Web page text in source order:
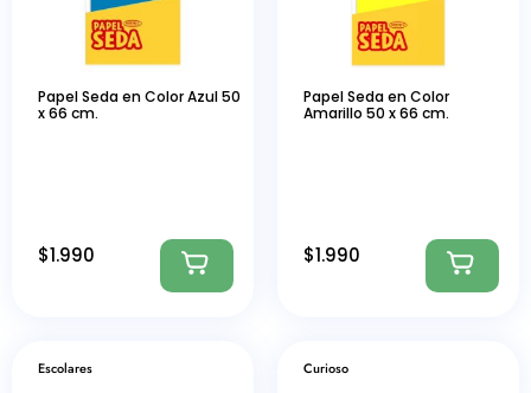
Papel Seda en Color Azul 50
x 66 cm.
$1.990
Papel Seda en Color
Amarillo 50 x 66 cm.
$1.990
Escolares Curioso